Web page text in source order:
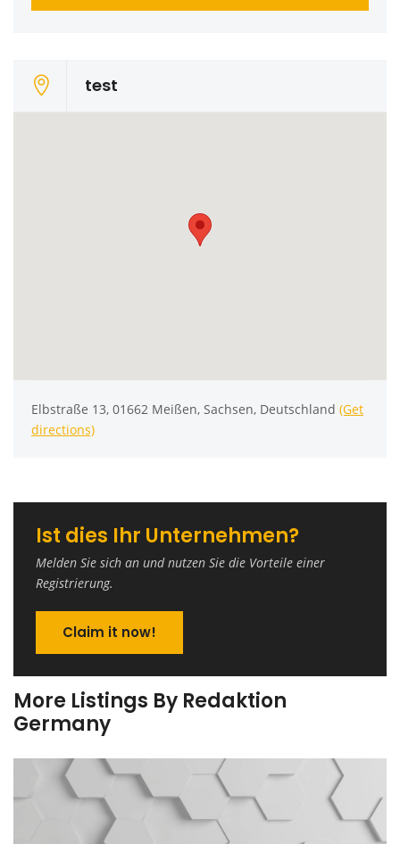
test
Elbstraße 13, 01662 Meißen, Sachsen, Deutschland (Get
directions)
Ist dies Ihr Unternehmen?
Melden Sie sich an und nutzen Sie die Vorteile einer
Registrierung.
Claim it now!
More Listings By Redaktion
Germany